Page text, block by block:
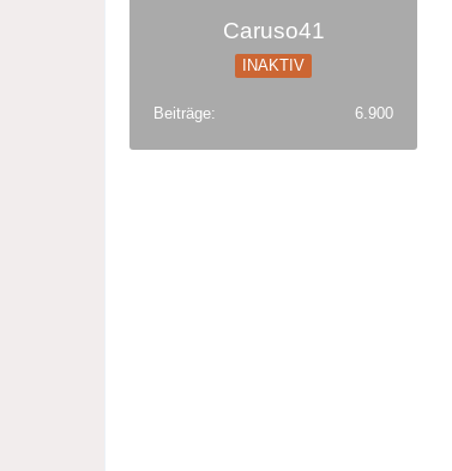
Caruso41
INAKTIV
Beiträge 6.900